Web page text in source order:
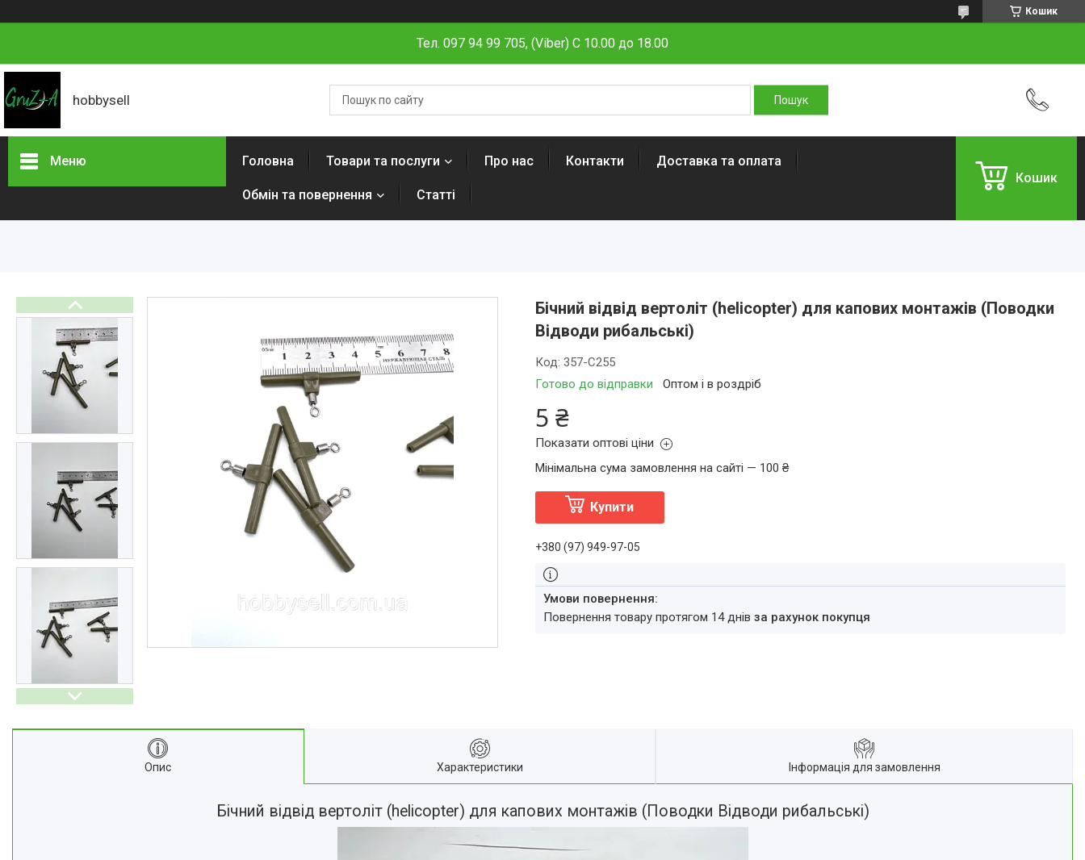
Кошик
Тел. 097 94 99 705, (Viber) C 10.00 до 18.00
hobbysell
Меню Головна Товари та послуги Про нас Контакти Доставка та оплата
Обмін та повернення Статті
Кошик
Бічний відвід вертоліт (helicopter) для капових монтажів (Поводки
Відводи рибальські)
Готово до відправки Оптом і в роздріб
Код: 357-C255
5 ₴
Показати оптові ціни
Мінімальна сума замовлення на сайті — 100 ₴
Купити
+380 (97) 949-97-05
повернення товару протягом 14 днів за рахунок покупця
Опис Характеристики Інформація для замовлення
Бічний відвід вертоліт (helicopter) для капових монтажів (Поводки Відводи рибальські)